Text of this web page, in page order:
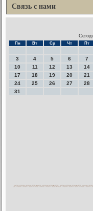
Связь с нами
Пн Вт Ср Чт Пт
3
4 5 6 7
10
11 12 13 14
17
18 19 20 21
24
25 26 27 28
31